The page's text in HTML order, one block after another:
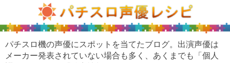
パチスロ機の声優にスポットを当てたブログ。出演声優は
メーカー発表されていない場合も多く、あくまでも「個人